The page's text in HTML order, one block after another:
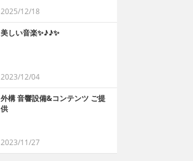
2025/12/18
美しい音楽✨♪♪✨
2023/12/04
外構 音響設備&コンテンツ ご提
供
2023/11/27